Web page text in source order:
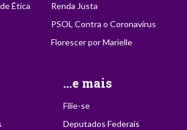
Ética
Renda Justa
PSOL Contra o Coronavírus
Florescer por Marielle
...e mais
Filie-se
Deputados Federais